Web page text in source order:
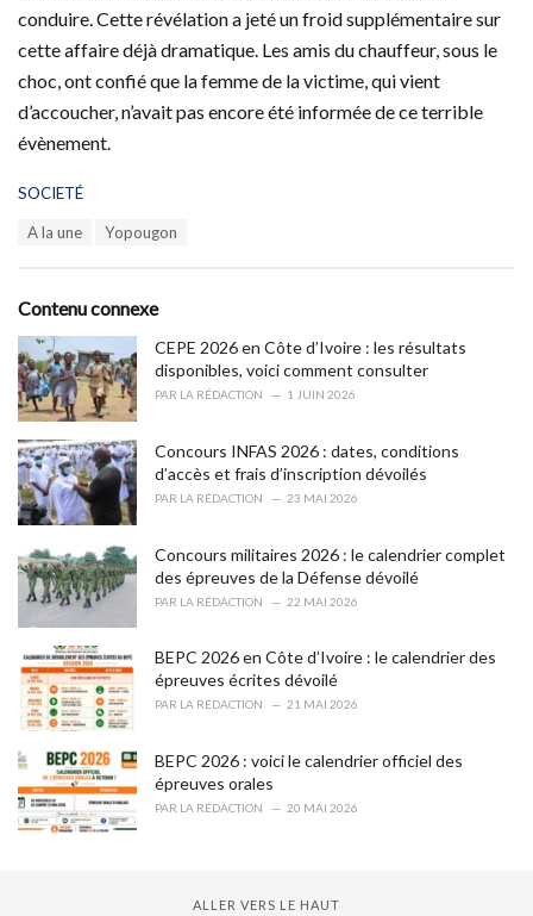
conduire. Cette révélation a jeté un froid supplémentaire sur
cette affaire déjà dramatique. Les amis du chauffeur, sous le
choc, ont confié que la femme de la victime, qui vient
d’accoucher, n’avait pas encore été informée de ce terrible
évènement.
C
o
r
i
e
s
:
SOCIETÉ
:
A la une Yopougon
Contenu connexe
CEPE 2026 en Côte d’Ivoire : les résultats
disponibles, voici comment consulter
PAR LA RÉDACTION 1 JUIN 2026
Concours INFAS 2026 : dates, conditions
d’accès et frais d’inscription dévoilés
PAR LA RÉDACTION 23 MAI 2026
Concours militaires 2026 : le calendrier complet
des épreuves de la Défense dévoilé
PAR LA RÉDACTION 22 MAI 2026
BEPC 2026 en Côte d’Ivoire : le calendrier des
épreuves écrites dévoilé
PAR LA RÉDACTION 21 MAI 2026
BEPC 2026 : voici le calendrier officiel des
épreuves orales
PAR LA RÉDACTION 20 MAI 2026
ALLER VERS LE HAUT